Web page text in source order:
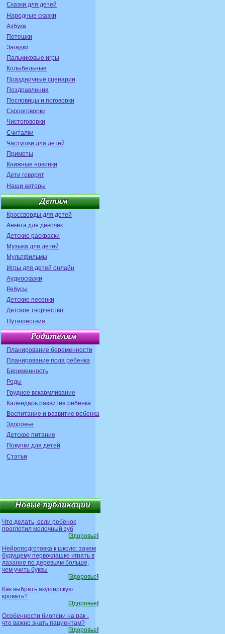
Сказки для детей
Народные сказки
Азбука
Потешки
Загадки
Пальчиковые игры
Колыбельные
Праздничные сценарии
Поздравления
Пословицы и поговорки
Скороговорки
Чистоговорки
Считалки
Частушки для детей
Приметы
Книжные новинки
Дети говорят
Наши авторы
Кроссворды для детей
Анкета для девочек
Детские раскраски
Музыка для детей
Мультфильмы
Игры для детей онлайн
Аудиосказки
Ребусы
Детские песенки
Детское творчество
Путешествия
Планирование беременности
Планирование пола ребенка
Беременность
Роды
Грудное вскармливание
Календарь развития ребенка
Воспитание и развитие ребенка
Здоровье
Детское питание
Покупки для детей
Статьи
Что делать, если ребёнок
проглотил молочный зуб
[Здоровье]
Нейроподготовка к школе: зачем
будущему первоклашке играть в
лазание по деревьям больше,
чем учить буквы
[Здоровье]
Как выбрать акушерскую
кровать?
[Здоровье]
Особенности биопсии на рак -
что важно знать пациентам?
[Здоровье]